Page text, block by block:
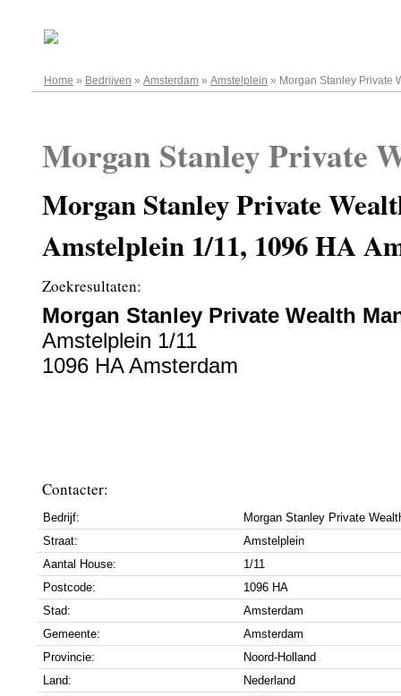
Home » Bedrijven » Amsterdam » Amstelplein » Morgan Stanley Private
Morgan Stanley Private
Morgan Stanley Private
Amstelplein 1/11, 1096 HA
Zoekresultaten:
Morgan Stanley Private Wealth
Amstelplein 1/11
1096 HA Amsterdam
Contacter:
Bedrijf:
Morgan Stanley Private
Straat:
Amstelplein
Aantal House:
1/11
Postcode:
1096 HA
Stad:
Amsterdam
Gemeente:
Amsterdam
Provincie:
Noord-Holland
Land:
Nederland